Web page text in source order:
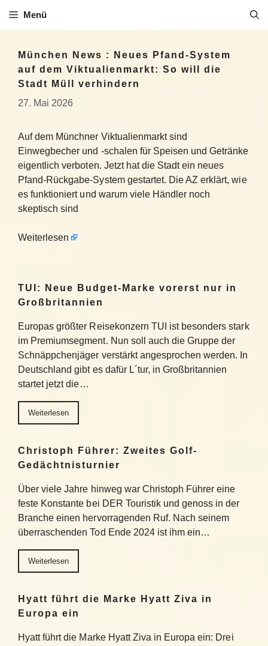
Inhalt
Menü
München News : Neues Pfand-System
auf dem Viktualienmarkt: So will die
Stadt Müll verhindern
27. Mai 2026
Auf dem Münchner Viktualienmarkt sind
Einwegbecher und -schalen für Speisen und Getränke
eigentlich verboten. Jetzt hat die Stadt ein neues
Pfand-Rückgabe-System gestartet. Die AZ erklärt, wie
es funktioniert und warum viele Händler noch
skeptisch sind
Weiterlesen
TUI: Neue Budget-Marke vorerst nur in
Großbritannien
Europas größter Reisekonzern TUI ist besonders stark
im Premiumsegment. Nun soll auch die Gruppe der
Schnäppchenjäger verstärkt angesprochen werden. In
Deutschland gibt es dafür L´tur, in Großbritannien
startet jetzt die…
Weiterlesen
Christoph Führer: Zweites Golf-
Gedächtnisturnier
Über viele Jahre hinweg war Christoph Führer eine
feste Konstante bei DER Touristik und genoss in der
Branche einen hervorragenden Ruf. Nach seinem
überraschenden Tod Ende 2024 ist ihm ein…
Weiterlesen
Hyatt führt die Marke Hyatt Ziva in
Europa ein
Hyatt führt die Marke Hyatt Ziva in Europa ein: Drei